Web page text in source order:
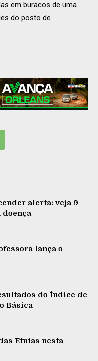
em buracos de uma
do posto de
alerta: veja 9
doença
lança o
do Índice de
Básica
Etnias nesta